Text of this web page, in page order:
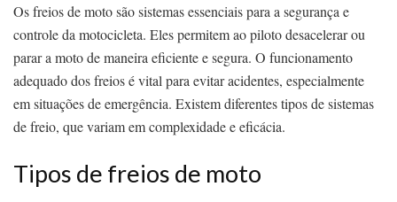
Os freios de moto são sistemas essenciais para a segurança e
controle da motocicleta. Eles permitem ao piloto desacelerar ou
parar a moto de maneira eficiente e segura. O funcionamento
adequado dos freios é vital para evitar acidentes, especialmente
em situações de emergência. Existem diferentes tipos de sistemas
de freio, que variam em complexidade e eficácia.
Tipos de freios de moto